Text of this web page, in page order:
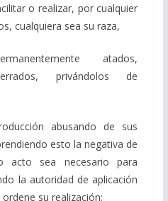
o realizar, por cualquier
cualquiera sea su raza,
atados,
privándolos de
abusando de sus
esto la negativa de
acto sea necesario para
la autoridad de aplicación
su realización;